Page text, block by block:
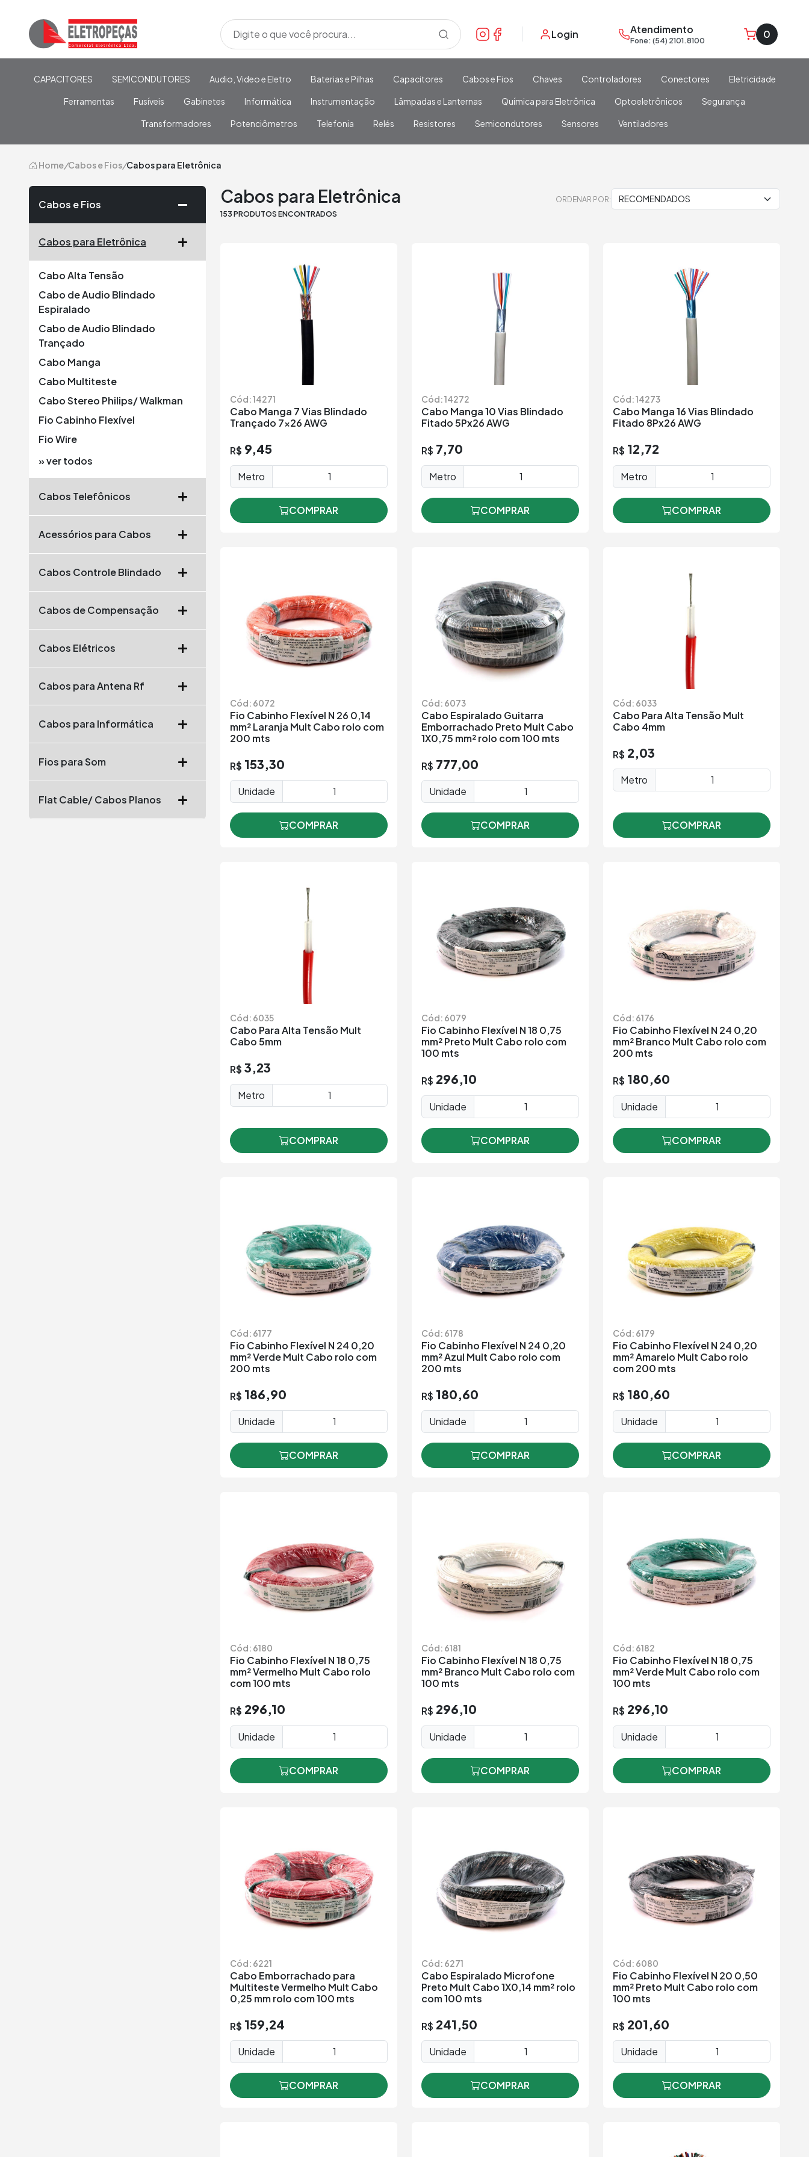
Login Atendimento
Fone: (54) 2101.8100 0
CAPACITORES SEMICONDUTORES Audio, Video e Eletro Baterias e Pilhas Capacitores Cabos e Fios Chaves Controladores Conectores Eletricidade
Ferramentas Fusíveis Gabinetes Informática Instrumentação Lâmpadas e Lanternas Química para Eletrônica Optoeletrônicos Segurança
Transformadores Potenciômetros Telefonia Relés Resistores Semicondutores Sensores Ventiladores
Home/Cabos e Fios/Cabos para Eletrônica
Cabos e Fios
Cabos para Eletrônica
Cabo Alta Tensão
Cabo de Audio Blindado
Espiralado
Cabo de Audio Blindado
Trançado
Cabo Manga
Cabo Multiteste
Cabo Stereo Philips/ Walkman
Fio Cabinho Flexível
Fio Wire
» ver todos
Cabos Telefônicos
Acessórios para Cabos
Cabos Controle Blindado
Cabos de Compensação
Cabos Elétricos
Cabos para Antena Rf
Cabos para Informática
Fios para Som
Flat Cable/ Cabos Planos
Cabos para Eletrônica
153 PRODUTOS ENCONTRADOS
ORDENAR POR:
Cód: 14271
Cabo Manga 7 Vias Blindado
Trançado 7x26 AWG
R$ 9,45
Metro
COMPRAR
Cód: 14272
Cabo Manga 10 Vias Blindado
Fitado 5Px26 AWG
R$ 7,70
Metro
COMPRAR
Cód: 14273
Cabo Manga 16 Vias Blindado
Fitado 8Px26 AWG
R$ 12,72
Metro
COMPRAR
Cód: 6072
Fio Cabinho Flexível N 26 0,14
mm² Laranja Mult Cabo rolo com
200 mts
R$ 153,30
Unidade
COMPRAR
Cód: 6073
Cabo Espiralado Guitarra
Emborrachado Preto Mult Cabo
1X0,75 mm² rolo com 100 mts
R$ 777,00
Unidade
COMPRAR
Cód: 6033
Cabo Para Alta Tensão Mult
Cabo 4mm
R$ 2,03
Metro
COMPRAR
Cód: 6035
Cabo Para Alta Tensão Mult
Cabo 5mm
R$ 3,23
Metro
COMPRAR
Cód: 6079
Fio Cabinho Flexível N 18 0,75
mm² Preto Mult Cabo rolo com
100 mts
R$ 296,10
Unidade
COMPRAR
Cód: 6176
Fio Cabinho Flexível N 24 0,20
mm² Branco Mult Cabo rolo com
200 mts
R$ 180,60
Unidade
COMPRAR
Cód: 6177
Fio Cabinho Flexível N 24 0,20
mm² Verde Mult Cabo rolo com
200 mts
R$ 186,90
Unidade
COMPRAR
Cód: 6178
Fio Cabinho Flexível N 24 0,20
mm² Azul Mult Cabo rolo com
200 mts
R$ 180,60
Unidade
COMPRAR
Cód: 6179
Fio Cabinho Flexível N 24 0,20
mm² Amarelo Mult Cabo rolo
com 200 mts
R$ 180,60
Unidade
COMPRAR
Cód: 6180
Fio Cabinho Flexível N 18 0,75
mm² Vermelho Mult Cabo rolo
com 100 mts
R$ 296,10
Unidade
COMPRAR
Cód: 6181
Fio Cabinho Flexível N 18 0,75
mm² Branco Mult Cabo rolo com
100 mts
R$ 296,10
Unidade
COMPRAR
Cód: 6182
Fio Cabinho Flexível N 18 0,75
mm² Verde Mult Cabo rolo com
100 mts
R$ 296,10
Unidade
COMPRAR
Cód: 6221
Cabo Emborrachado para
Multiteste Vermelho Mult Cabo
0,25 mm rolo com 100 mts
R$ 159,24
Unidade
COMPRAR
Cód: 6271
Cabo Espiralado Microfone
Preto Mult Cabo 1X0,14 mm² rolo
com 100 mts
R$ 241,50
Unidade
COMPRAR
Cód: 6080
Fio Cabinho Flexível N 20 0,50
mm² Preto Mult Cabo rolo com
100 mts
R$ 201,60
Unidade
COMPRAR